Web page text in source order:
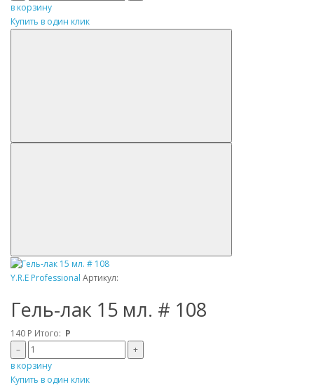
в корзину
Купить в один клик
Y.R.E Professional Артикул:
Гель-лак 15 мл. # 108
140 Р Итого: Р
–
+
в корзину
Купить в один клик